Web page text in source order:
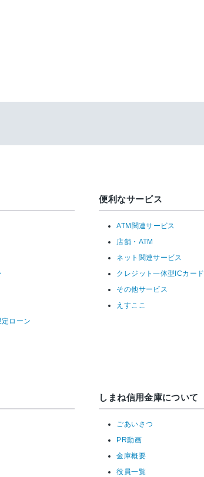
ローン
便利なサービス
ATM関連サービス
店舗・ATM
ネット関連サービス
クレジット一体型ICカード
その他サービス
えすここ
しまね信用金庫について
ごあいさつ
PR動画
金庫概要
役員一覧